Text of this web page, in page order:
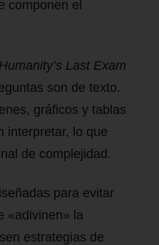
componen el
Humanity’s Last Exam
son de texto.
gráficos y tablas
interpretar, lo que
de complejidad.
para evitar
«adivinen» la
estrategias de